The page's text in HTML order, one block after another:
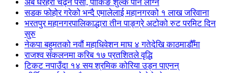
अब धरहरा चढ्न पैसा, पार्किङ शुल्क पनि लाग्ने
सडक फोहोर गरेको भन्दै एमालेलाई महानगरको १ लाख जरिवाना
भरतपुर महानगरपालिकाद्धारा तीन पाङ्ग्रे अटोको रुट परमिट दिन
सुरु
नेकपा बहुमतको नवौं महाधिवेशन माघ ४ गतेदेखि काठमाडौँमा
राजश्व संकलनमा करिब १७ प्रतशितले वृद्धि
टिकट नपाउँदा १४ सय श्रमिक कोरिया उड्न पाएनन्